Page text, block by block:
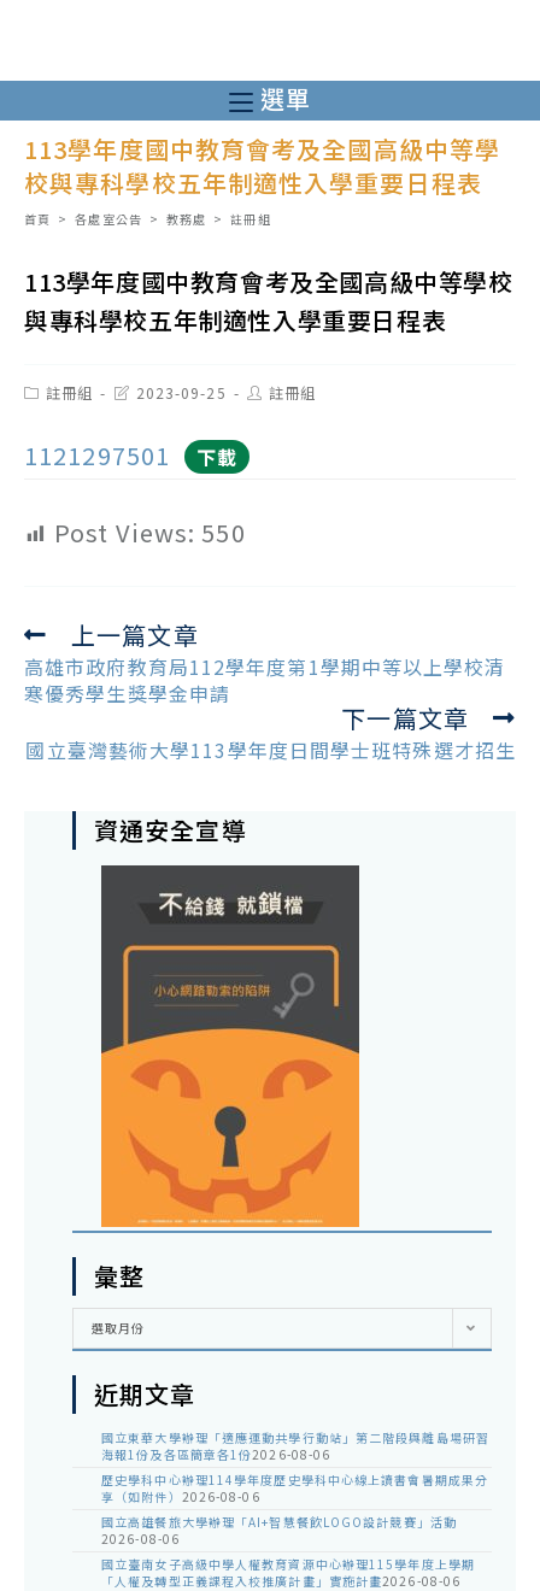
至
主
選單
113學年度國中教育會考及全國高級中等學
校與專科學校五年制適性入學重要日程表
首頁 > 各處室公告 > 教務處 > 註冊組
113學年度國中教育會考及全國高級中等學校
與專科學校五年制適性入學重要日程表
Post註冊組
Post2023-09-25
Post註冊組
1121297501 下載
Post Views: 550
Read
more
articles
上一篇文章
高雄市政府教育局112學年度第1學期中等以上學校清
寒優秀學生獎學金申請
下一篇文章
國立臺灣藝術大學113學年度日間學士班特殊選才招生
資通安全宣導
彙整
彙
選取月份
近期文章
國立東華大學辦理「適應運動共學行動站」第二階段與離島場研習
海報1份及各區簡章各1份2026-08-06
歷史學科中心辦理114學年度歷史學科中心線上讀書會暑期成果分
享（如附件） 2026-08-06
國立高雄餐旅大學辦理「AI+智慧餐飲LOGO設計競賽」活動
2026-08-06
國立臺南女子高級中學人權教育資源中心辦理115學年度上學期
「人權及轉型正義課程入校推廣計畫」實施計畫2026-08-06